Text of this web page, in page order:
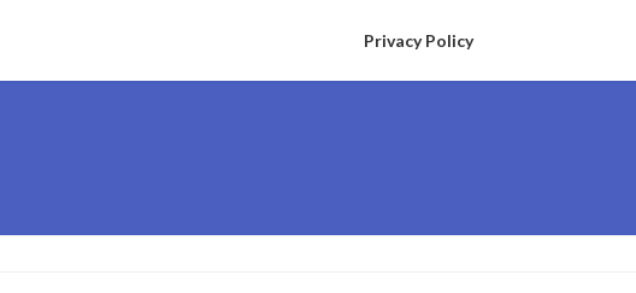
Privacy Policy